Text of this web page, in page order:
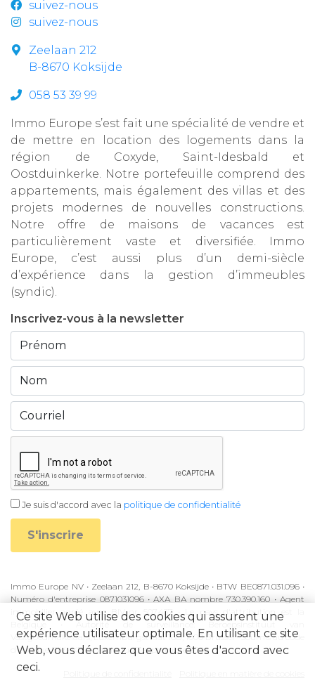
suivez-nous
suivez-nous
Zeelaan 212
B-8670 Koksijde
058 53 39 99
Immo Europe s’est fait une spécialité de vendre et
de mettre en location des logements dans la
région de Coxyde, Saint-Idesbald et
Oostduinkerke. Notre portefeuille comprend des
appartements, mais également des villas et des
projets modernes de nouvelles constructions.
Notre offre de maisons de vacances est
particulièrement vaste et diversifiée. Immo
Europe, c’est aussi plus d’un demi-siècle
d’expérience dans la gestion d’immeubles
(syndic).
Inscrivez-vous à la newsletter
Je suis d'accord avec la politique de confidentialité
S'inscrire
Immo Europe NV • Zeelaan 212, B-8670 Koksijde • BTW BE0871.031.096 •
Numéro d'entreprise 0871031096 • AXA BA nombre 730.390.160 • Agent
immobilier agréé avec BIV-nr 507.437 • Le pays d'attribution est la
Belgique • Autorité de surveillance: Beroepsinstituut van
Vastgoedmakelaars, Luxemburgstraat 16B, 1000 Brussel • Soumis au code
d'éthique BIV • KB à partir du 27 septembre 2006
Ce site Web utilise des cookies qui assurent une
expérience utilisateur optimale. En utilisant ce site
Web, vous déclarez que vous êtes d'accord avec
ceci.